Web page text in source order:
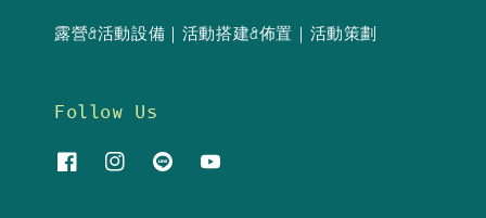
露營&活動設備｜活動搭建&佈置｜活動策劃
Follow Us